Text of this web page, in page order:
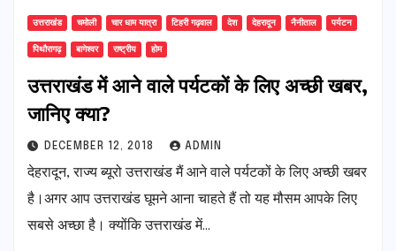
उत्तराखंड चमोली चार धाम यात्रा टिहरी गढ़वाल देश देहरादून नैनीताल पर्यटन
पिथौरागढ़ बागेश्वर राष्ट्रीय होम
उत्तराखंड में आने वाले पर्यटकों के लिए अच्छी खबर,
जानिए क्या?
DECEMBER 12, 2018 ADMIN
देहरादून, राज्य ब्यूरो उत्तराखंड मैं आने वाले पर्यटकों के लिए अच्छी खबर
है।अगर आप उत्तराखंड घूमने आना चाहते हैं तो यह मौसम आपके लिए
सबसे अच्छा है। क्योंकि उत्तराखंड में…